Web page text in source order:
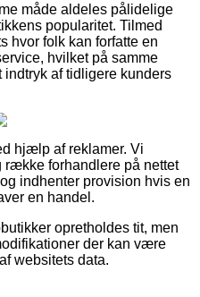
måde aldeles pålidelige
popularitet. Tilmed
hvor folk kan forfatte en
hvilket på samme
indtryk af tidligere kunders
hjælp af reklamer. Vi
række forhandlere på nettet
indhenter provision hvis en
en handel.
opretholdes tit, men
der kan være
websitets data.